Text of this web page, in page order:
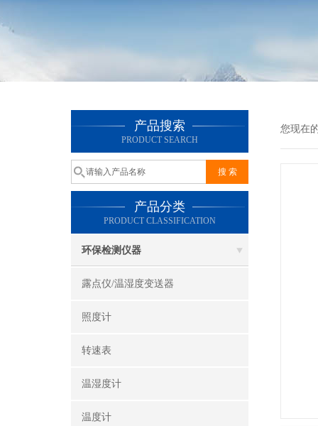
产品搜索
PRODUCT SEARCH
产品分类
PRODUCT CLASSIFICATION
环保检测仪器
露点仪/温湿度变送器
照度计
转速表
温湿度计
温度计
您现在